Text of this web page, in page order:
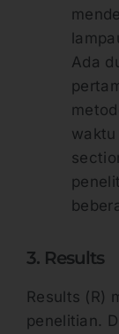
Ada
waktu
3. Results
Results (R)
penelitian.